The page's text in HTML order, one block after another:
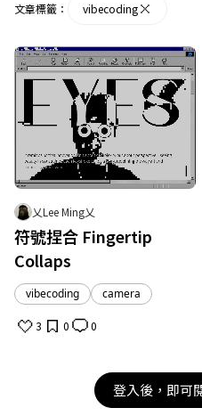
文章標籤： vibecoding
乂Lee Ming乂
符號捏合 Fingertip
Collaps
vibecoding camera
3 0 0
登入後，即可